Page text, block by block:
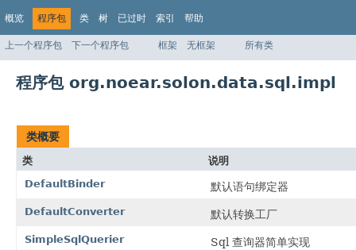
概览 程序包 类 树 已过时 索引 帮助
上一个程序包 下一个程序包 框架 无框架 所有类
程序包 org.noear.solon.data.sql.impl
类概要
类
说明
DefaultBinder
默认语句绑定器
DefaultConverter 默认转换工厂
SimpleSqlQuerier Sql 查询器简单实现